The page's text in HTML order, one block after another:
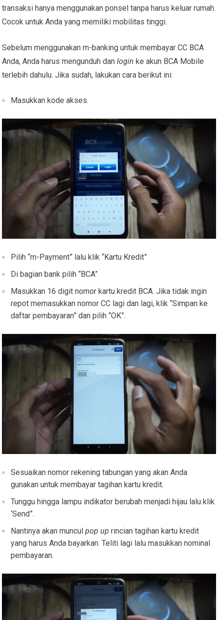
transaksi hanya menggunakan ponsel tanpa harus keluar rumah.
Cocok untuk Anda yang memiliki mobilitas tinggi.
Sebelum menggunakan m-banking untuk membayar CC BCA
Anda, Anda harus mengunduh danloginke akun BCA Mobile
terlebih dahulu. Jika sudah, lakukan cara berikut ini:
Masukkan kode akses.
Pilih “m-Payment” lalu klik “Kartu Kredit”
Di bagian bank pilih “BCA”
Masukkan 16 digit nomor kartu kredit BCA. Jika tidak ingin
repot memasukkan nomor CC lagi dan lagi, klik “Simpan ke
daftar pembayaran” dan pilih “OK”.
Sesuaikan nomor rekening tabungan yang akan Anda
gunakan untuk membayar tagihan kartu kredit.
Tunggu hingga lampu indikator berubah menjadi hijau lalu klik
‘Send”.
Nantinya akan muncul pop up rincian tagihan kartu kredit
yang harus Anda bayarkan. Teliti lagi lalu masukkan nominal
pembayaran.